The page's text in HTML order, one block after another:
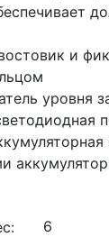
и
уровня